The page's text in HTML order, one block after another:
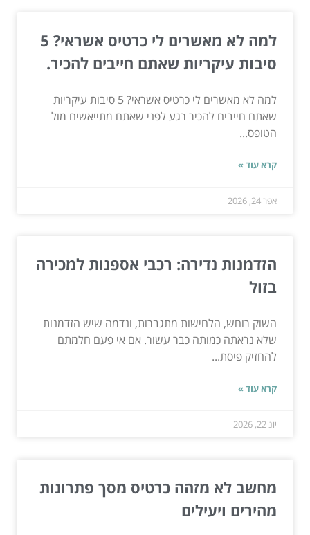
למה לא מאשרים לי כרטיס אשראי? 5
סיבות עיקריות שאתם חייבים להכיר.
למה לא מאשרים לי כרטיס אשראי? 5 סיבות עיקריות
שאתם חייבים להכיר רגע לפני שאתם מתייאשים מול
הטופס...
קרא עוד »
אפר 24, 2026
הזדמנות נדירה: רכבי אספנות למכירה
בזול
השוק רוחש, הלחישות מתגברות, ונדמה שיש הזדמנות
שלא נראתה כמותה כבר עשור. אם אי פעם חלמתם
להחזיק פיסת...
קרא עוד »
יונ 22, 2026
מחשב לא מזהה כרטיס מסך פתרונות
מהירים ויעילים